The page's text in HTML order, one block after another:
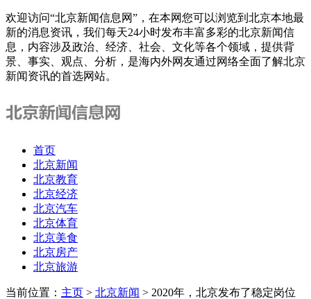
欢迎访问“北京新闻信息网”，在本网您可以浏览到北京本地最
新的消息资讯，我们每天24小时发布丰富多彩的北京新闻信
息，内容涉及政治、经济、社会、文化等各个领域，提供背
景、事实、观点、分析，是海内外网友通过网络全面了解北京
新闻资讯的首选网站。
首页
北京新闻
北京教育
北京经济
北京汽车
北京体育
北京美食
北京房产
北京旅游
当前位置： 主页 > 北京新闻 > 2020年，北京发布了稳定岗位